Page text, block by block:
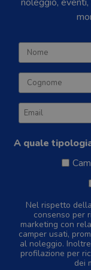
A quale
Nel rispetto
consenso per
marketing con
camper usati,
al noleggio.
profilazione per
dei